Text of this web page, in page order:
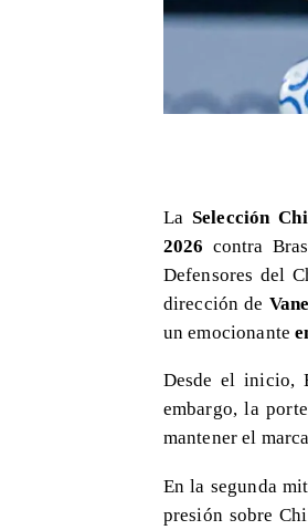
La Selección
2026 contra
Defensores del
dirección de
un emocionante
Desde el inicio,
embargo, la
mantener el
En la segunda
presión sobre